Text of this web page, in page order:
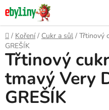
Přejít
na
obsah
Domů
/ Koření / Cukr a sůl / Třtinový
GREŠÍK
Třtinový
tmavý Very
GREŠÍK